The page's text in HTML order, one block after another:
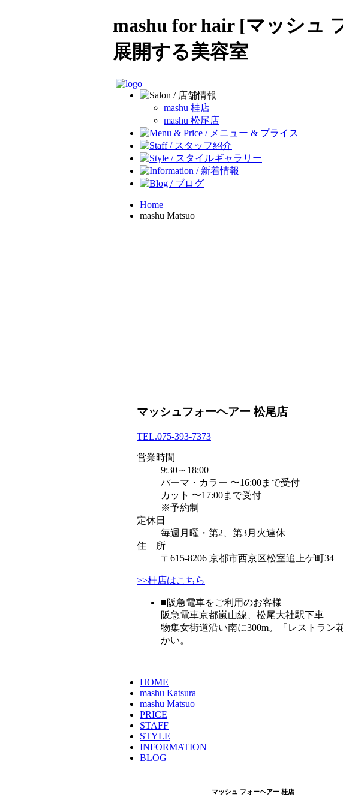
mashu for hair [マッシュ
展開する美容室
mashu 桂店
mashu 松尾店
Home
mashu Matsuo
マッシュフォーヘアー 松尾店
TEL.075-393-7373
営業時間
9:30～18:00
パーマ・カラー 〜16:00まで受付
カット 〜17:00まで受付
※予約制
定休日
毎週月曜・第2、第3月火連休
住 所
〒615-8206 京都市西京区松室追上ゲ町34
>>桂店はこちら
■阪急電車をご利用のお客様
阪急電車京都嵐山線、松尾大社駅下車
物集女街道沿い南に300m。「レストラン
かい。
HOME
mashu Katsura
mashu Matsuo
PRICE
STAFF
STYLE
INFORMATION
BLOG
マッシュ フォーヘアー 桂店